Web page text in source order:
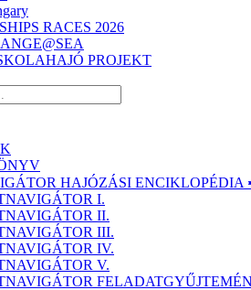
RACES 2026
PROJEKT
HAJÓZÁSI ENCIKLOPÉDIA
I.
II.
III.
IV.
V.